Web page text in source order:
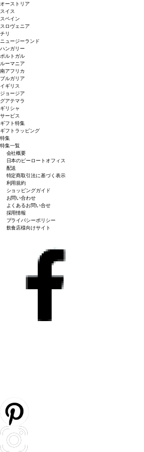
オーストリア
スイス
スペイン
スロヴェニア
チリ
ニュージーランド
ハンガリー
ポルトガル
ルーマニア
南アフリカ
ブルガリア
イギリス
ジョージア
グアテマラ
ギリシャ
サービス
ギフト特集
ギフトラッピング
特集
特集一覧
会社概要
日本のピーロートオフィス
配送
特定商取引法に基づく表示
利用規約
ショッピングガイド
お問い合わせ
よくあるお問い合せ
採用情報
プライバシーポリシー
飲食店様向けサイト